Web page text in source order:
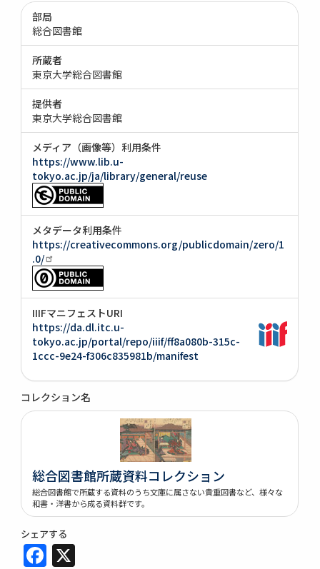
部局
総合図書館
所蔵者
東京大学総合図書館
提供者
東京大学総合図書館
メディア（画像等）利用条件
https://www.lib.u-
tokyo.ac.jp/ja/library/general/reuse
メタデータ利用条件
https://creativecommons.org/publicdomain/zero/1
.0/
IIIFマニフェストURI
https://da.dl.itc.u-
tokyo.ac.jp/portal/repo/iiif/ff8a080b-315c-
1ccc-9e24-f306c835981b/manifest
コレクション名
総合図書館所蔵資料コレクション
総合図書館で所蔵する資料のうち文庫に属さない貴重図書など、様々な
和書・洋書から成る資料群です。
シェアする
Facebook